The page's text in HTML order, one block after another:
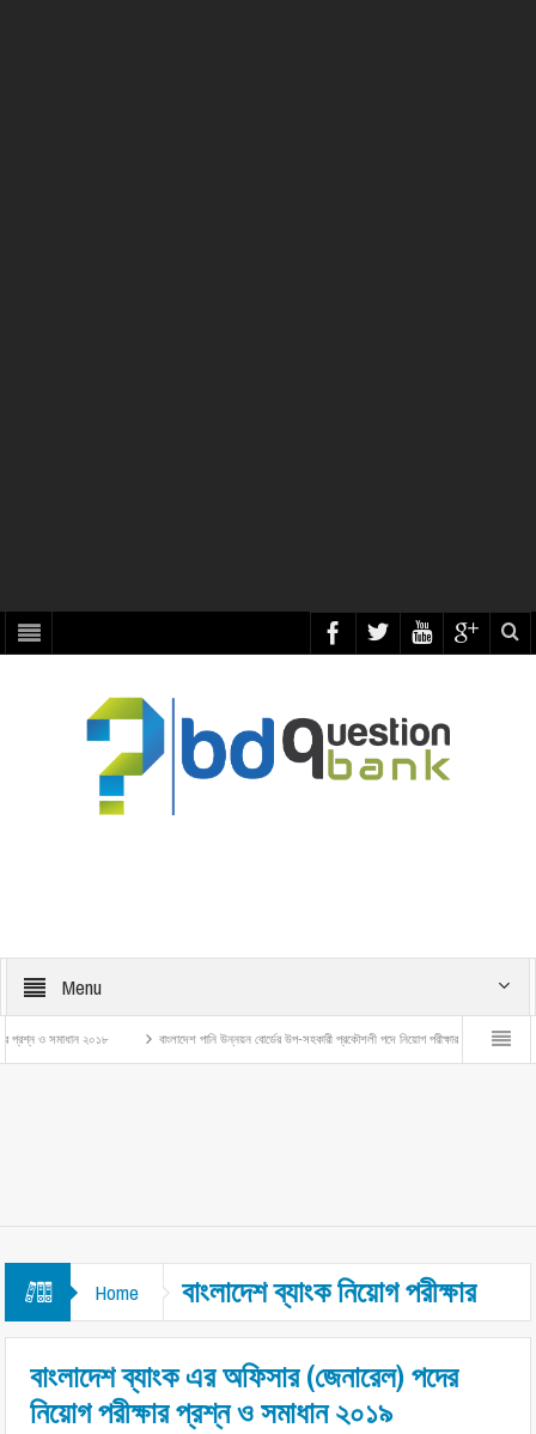
Menu
সমাধান ২০১৮ বাংলাদেশ পানি উন্নয়ন বোর্ডের উপ-সহকারী প্রকৌশলী পদে নিয়োগ পরীক্ষার প্রশ্ন ও সমাধান – ২০২৬
Home
বাংলাদেশ ব্যাংক নিয়োগ পরীক্ষার
প্রশ্ন
বাংলাদেশ ব্যাংক এর অফিসার (জেনারেল) পদের
নিয়োগ পরীক্ষার প্রশ্ন ও সমাধান ২০১৯